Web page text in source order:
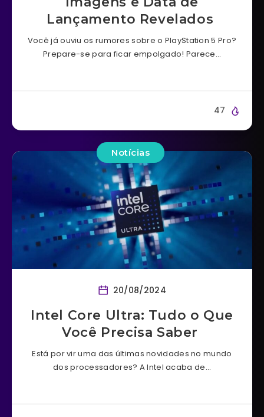
Lançamento Revelados
Você já ouviu os rumores sobre o PlayStation 5 Pro?
Prepare-se para ficar empolgado! Parece…
47
Notícias
20/08/2024
Intel Core Ultra: Tudo o Que
Você Precisa Saber
Está por vir uma das últimas novidades no mundo
dos processadores? A Intel acaba de…